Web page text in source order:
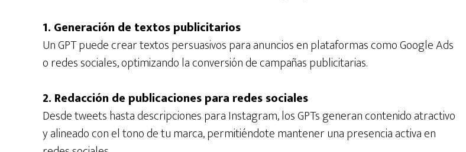
1. Generación de textos publicitarios
Un GPT puede crear textos persuasivos para anuncios en plataformas como Google Ads
o redes sociales, optimizando la conversión de campañas publicitarias.
2. Redacción de publicaciones para redes sociales
Desde tweets hasta descripciones para Instagram, los GPTs generan contenido atractivo
y alineado con el tono de tu marca, permitiéndote mantener una presencia activa en